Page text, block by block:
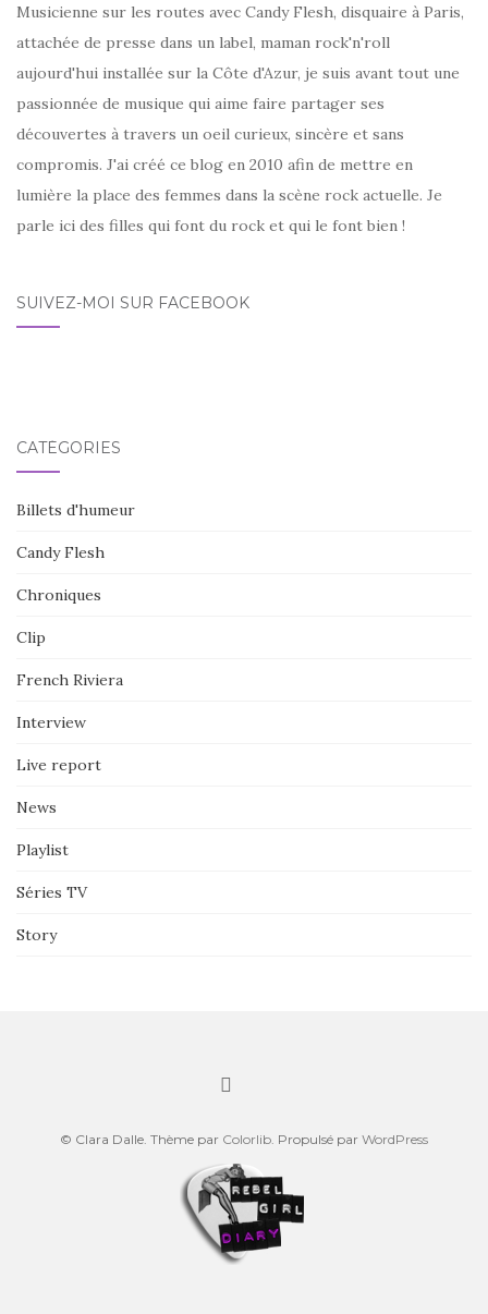
Musicienne sur les routes avec Candy Flesh, disquaire à Paris,
attachée de presse dans un label, maman rock'n'roll
aujourd'hui installée sur la Côte d'Azur, je suis avant tout une
passionnée de musique qui aime faire partager ses
découvertes à travers un oeil curieux, sincère et sans
compromis. J'ai créé ce blog en 2010 afin de mettre en
lumière la place des femmes dans la scène rock actuelle. Je
parle ici des filles qui font du rock et qui le font bien !
SUIVEZ-MOI SUR FACEBOOK
CATÉGORIES
Billets d'humeur
Candy Flesh
Chroniques
Clip
French Riviera
Interview
Live report
News
Playlist
Séries TV
Story
© Clara Dalle. Thème par Colorlib. Propulsé par WordPress